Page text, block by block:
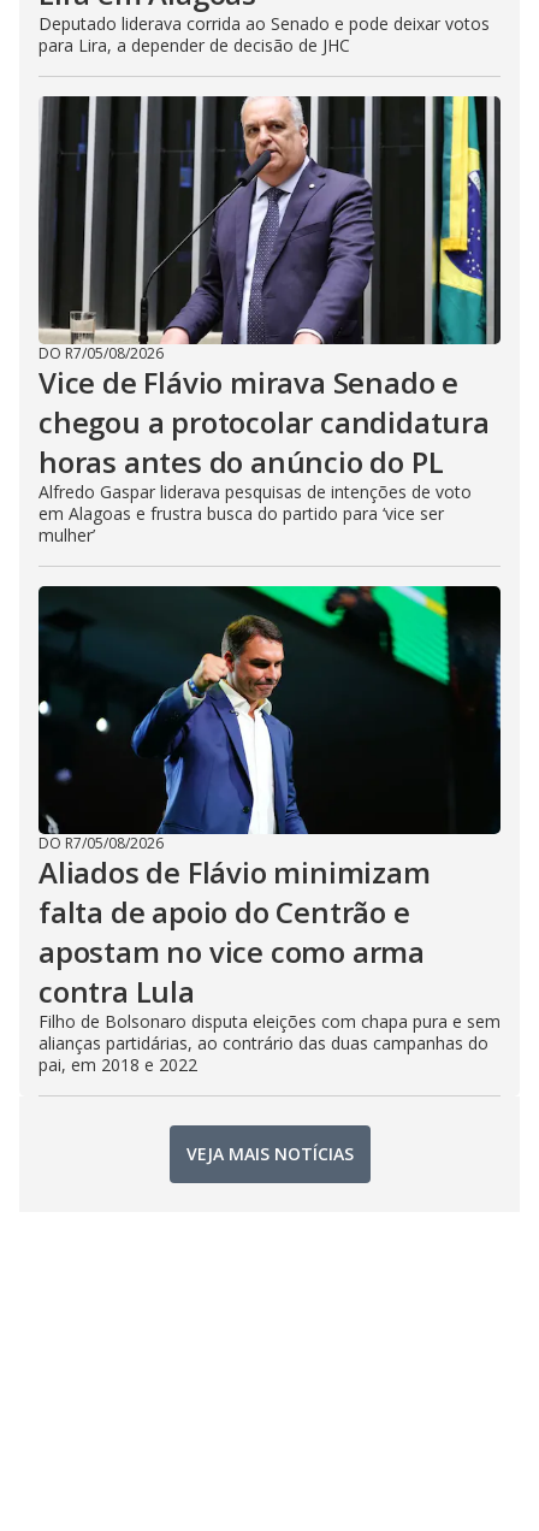
Deputado liderava corrida ao Senado e pode deixar votos
para Lira, a depender de decisão de JHC
DO R7/05/08/2026
Vice de Flávio mirava Senado e
chegou a protocolar candidatura
horas antes do anúncio do PL
Alfredo Gaspar liderava pesquisas de intenções de voto
em Alagoas e frustra busca do partido para ‘vice ser
mulher’
DO R7/05/08/2026
Aliados de Flávio minimizam
falta de apoio do Centrão e
apostam no vice como arma
contra Lula
Filho de Bolsonaro disputa eleições com chapa pura e sem
alianças partidárias, ao contrário das duas campanhas do
pai, em 2018 e 2022
VEJA MAIS NOTÍCIAS